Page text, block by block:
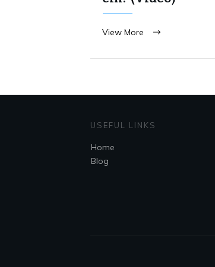
View More
USEFUL LINKS
Home
Blog